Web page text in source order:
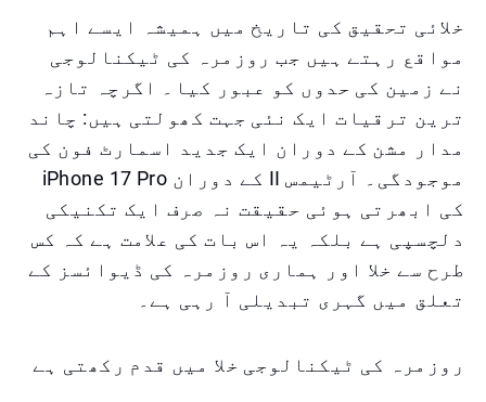
خلائی تحقیق کی تاریخ میں ہمیشہ ایسے اہم
مواقع رہتے ہیں جب روزمرہ کی ٹیکنالوجی
نے زمین کی حدوں کو عبور کیا۔ اگرچہ تازہ
ترین ترقیات ایک نئی جہت کھولتی ہیں: چاند
مدار مشن کے دوران ایک جدید اسمارٹ فون کی
موجودگی۔ آرٹیمس II کے دوران iPhone 17 Pro
کی ابھرتی ہوئی حقیقت نہ صرف ایک تکنیکی
دلچسپی ہے بلکہ یہ اس بات کی علامت ہے کہ کس
طرح سے خلا اور ہماری روزمرہ کی ڈیوائسز کے
تعلق میں گہری تبدیلی آ رہی ہے۔
روزمرہ کی ٹیکنالوجی خلا میں قدم رکھتی ہے